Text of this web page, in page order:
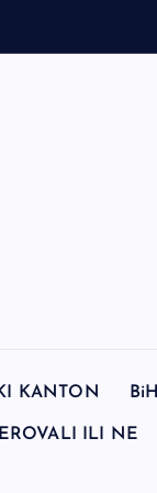
KANTON BiH
ILI NE